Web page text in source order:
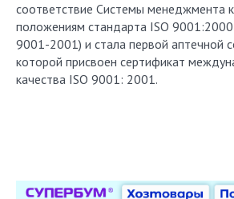
соответствие Системы менеджмента
положениям стандарта ISO
9001-2001) и стала первой аптечной
которой присвоен сертификат
качества ISO 9001: 2001.